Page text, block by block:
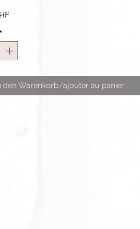
Preis
den Warenkorb/ajouter au panier